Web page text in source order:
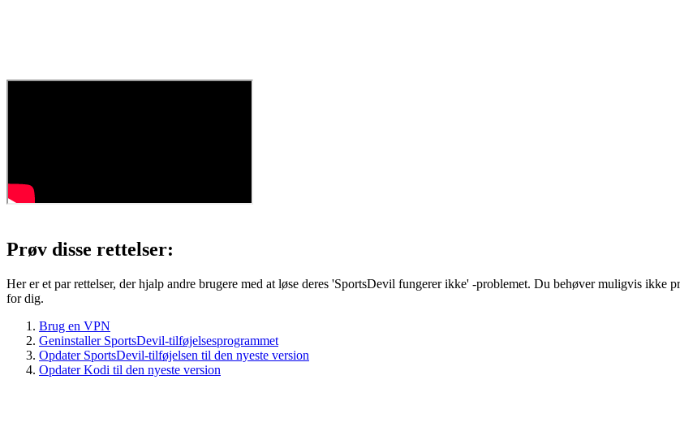
Prøv disse rettelser:
Her er et par rettelser, der hjalp andre brugere med at løse deres 'SportsDevil fungerer ikke' -problemet. Du behøver muligvis ikke
for dig.
Brug en VPN
Geninstaller SportsDevil-tilføjelsesprogrammet
Opdater SportsDevil-tilføjelsen til den nyeste version
Opdater Kodi til den nyeste version